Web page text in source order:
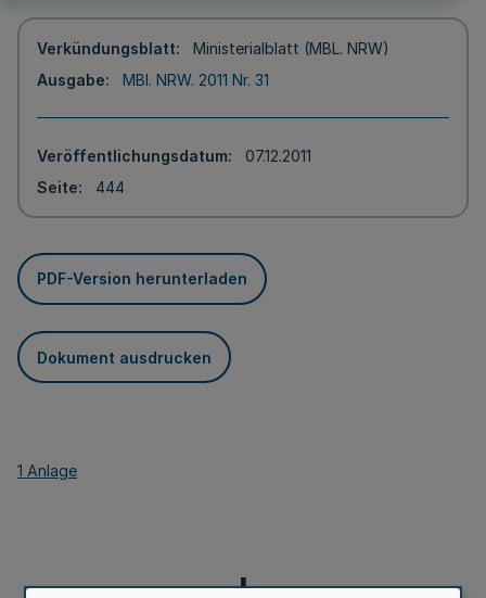
Verkündungsblatt
Ministerialblatt (MBL. NRW)
Ausgabe
MBl. NRW. 2011 Nr. 31
Veröffentlichungsdatum
07.12.2011
Seite
444
PDF-Version herunterladen
Dokument ausdrucken
1 Anlage